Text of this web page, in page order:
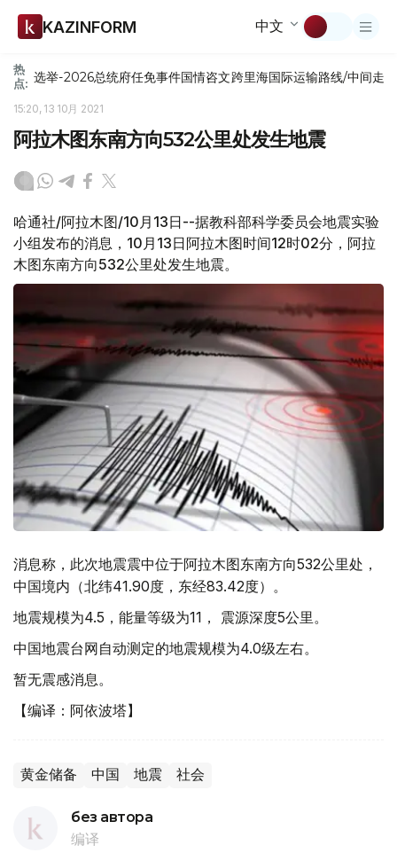
KAZINFORM 中文
热
点: 选举-2026总统府任免事件国情咨文跨里海国际运输路线/中间走廊
15:20, 13 10月 2021
阿拉木图东南方向532公里处发生地震
哈通社/阿拉木图/10月13日--据教科部科学委员会地震实验
小组发布的消息，10月13日阿拉木图时间12时02分，阿拉
木图东南方向532公里处发生地震。
消息称，此次地震震中位于阿拉木图东南方向532公里处，
中国境内（北纬41.90度，东经83.42度）。
地震规模为4.5，能量等级为11， 震源深度5公里。
中国地震台网自动测定的地震规模为4.0级左右。
暂无震感消息。
【编译：阿依波塔】
黄金储备 中国 地震 社会
без автора
编译